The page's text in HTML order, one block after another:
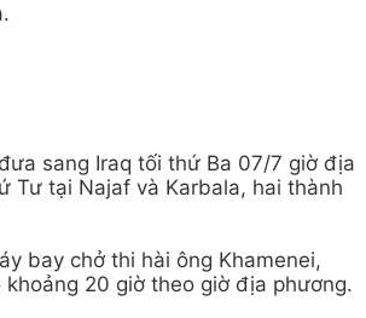
sang Iraq tối thứ Ba 07/7 giờ địa
Tư tại Najaf và Karbala, hai thành
bay chở thi hài ông Khamenei,
20 giờ theo giờ địa phương.